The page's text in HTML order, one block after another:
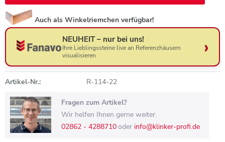
Auch als Winkelriemchen verfügbar!
NEUHEIT – nur bei uns!
Ihre Lieblingssteine live an Referenzhäusern
visualisieren
Artikel-Nr.: R-114-22
Fragen zum Artikel?
Wir helfen Ihnen gerne weiter.
02862 - 4288710oder info@klinker-profi.de